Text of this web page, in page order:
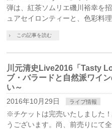
弾は、紅茶ソムリエ磯川裕幸を
ュアセイロンティーと、色彩料
この記事を読む
川元清史Live2016「Tasty
ブ・バラードと自然派ワイ
い～
2016年10月29日 ライブ情報
※チケットは完売いたしました
うございます。尚、前売りにて